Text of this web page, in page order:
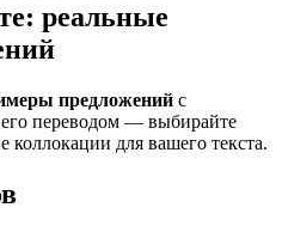
реальные
предложений с
переводом — выбирайте
коллокации для вашего текста.